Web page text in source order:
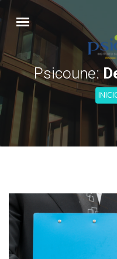
Psicoune: